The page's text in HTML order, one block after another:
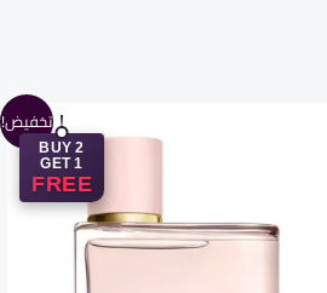
تخفيض!
BUY 2
GET 1
FREE
الحالي
1.125,00 EGP.